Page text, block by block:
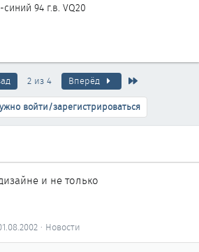
94 г.в. VQ20
2 из 4 Вперёд
войти/зарегистрироваться
и не только
Новости